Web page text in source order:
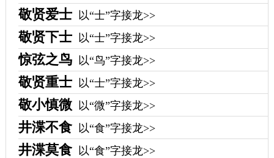
敬贤爱士 以“士”字接龙>>
敬贤下士 以“士”字接龙>>
惊弦之鸟 以“鸟”字接龙>>
敬贤重士 以“士”字接龙>>
敬小慎微 以“微”字接龙>>
井渫不食 以“食”字接龙>>
井渫莫食 以“食”字接龙>>